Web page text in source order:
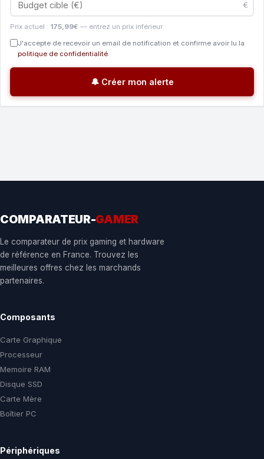
€
Prix actuel : 175,99€ — entrez un prix inférieur
J'accepte de recevoir un email de notification et confirme avoir lu la
politique de confidentialité.
🔔 Créer mon alerte
COMPARATEUR-GAMER
Le comparateur de prix gaming et hardware
de référence en France. Trouvez les
meilleures offres chez les marchands
partenaires.
Composants
Carte Graphique
Processeur
Memoire RAM
Disque SSD
Carte Mère
Boîtier PC
Périphériques